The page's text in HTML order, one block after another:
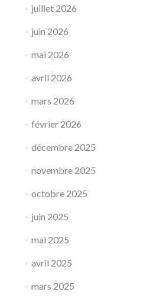
juillet 2026
juin 2026
mai 2026
avril 2026
mars 2026
février 2026
décembre 2025
novembre 2025
octobre 2025
juin 2025
mai 2025
avril 2025
mars 2025